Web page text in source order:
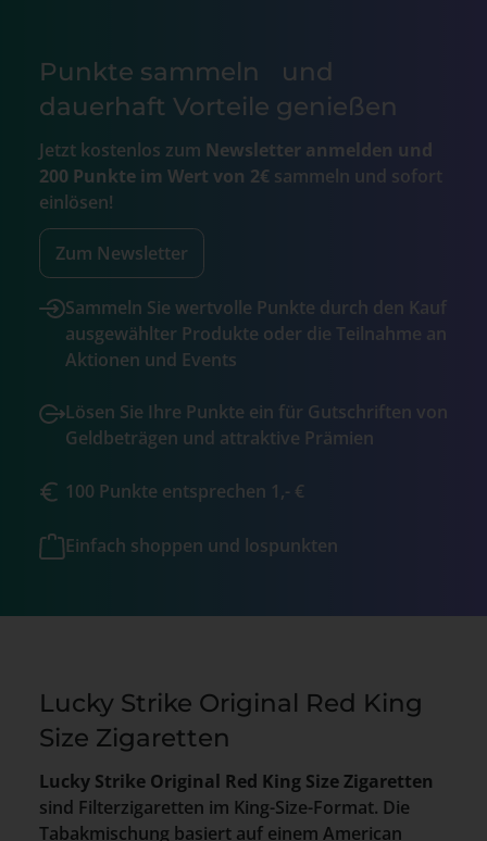
Punkte sammeln und
dauerhaft Vorteile genießen
Jetzt kostenlos zum Newsletter anmelden und
200 Punkte im Wert von 2€ sammeln und sofort
einlösen!
Zum Newsletter
Sammeln Sie wertvolle Punkte durch den Kauf
ausgewählter Produkte oder die Teilnahme an
Aktionen und Events
Lösen Sie Ihre Punkte ein für Gutschriften von
Geldbeträgen und attraktive Prämien
100 Punkte entsprechen 1,- €
Einfach shoppen und lospunkten
Lucky Strike Original Red King
Size Zigaretten
Lucky Strike Original Red King Size Zigaretten
sind Filterzigaretten im King-Size-Format. Die
Tabakmischung basiert auf einem American